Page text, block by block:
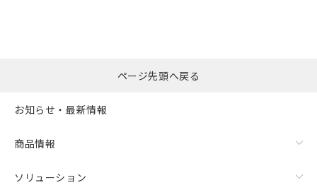
ページ先頭へ戻る
お知らせ・最新情報
商品情報
ソリューション